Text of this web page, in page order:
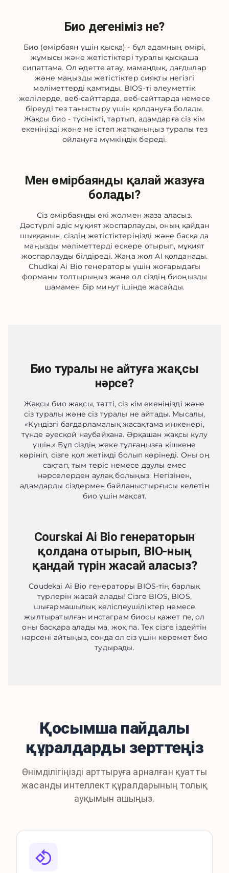
Био дегеніміз не?
Био (өмірбаян үшін қысқа) - бұл адамның өмірі,
жұмысы және жетістіктері туралы қысқаша
сипаттама. Ол әдетте атау, мамандық, дағдылар
және маңызды жетістіктер сияқты негізгі
мәліметтерді қамтиды. BIOS-ті әлеуметтік
желілерде, веб-сайттарда, веб-сайттарда немесе
біреуді тез таныстыру үшін қолдануға болады.
Жақсы био - түсінікті, тартып, адамдарға сіз кім
екеніңізді және не істеп жатқаныңыз туралы тез
ойлануға мүмкіндік береді.
Мен өмірбаянды қалай жазуға
болады?
Сіз өмірбаянды екі жолмен жаза аласыз.
Дәстүрлі әдіс мұқият жоспарлауды, оның қайдан
шыққанын, сіздің жетістіктеріңізді және басқа да
маңызды мәліметтерді ескере отырып, мұқият
жоспарлауды білдіреді. Жаңа жол AI қолданады.
Chudkai Ai Bio генераторы үшін жоғарыдағы
форманы толтырыңыз және ол сіздің биоңызды
шамамен бір минут ішінде жасайды.
Био туралы не айтуға жақсы
нәрсе?
Жақсы био жақсы, тәтті, сіз кім екеніңізді және
сіз туралы және сіз туралы не айтады. Мысалы,
«Күндізгі бағдарламалық жасақтама инженері,
түнде әуесқой наубайхана. Әрқашан жақсы күлу
үшін.» Бұл сіздің жеке тұлғаңызға кішкене
көрініп, сізге қол жетімді болып көрінеді. Оны оң
сақтап, тым теріс немесе даулы емес
нәрселерден аулақ болыңыз. Негізінен,
адамдарды сіздермен байланыстырғысы келетін
био үшін мақсат.
Courskai Ai Bio генераторын
қолдана отырып, BIO-ның
қандай түрін жасай аласыз?
Coudekai Ai Bio генераторы BIOS-тің барлық
түрлерін жасай алады! Сізге BIOS, BIOS,
шығармашылық келіспеушіліктер немесе
жылтыратылған инстаграм биосы қажет пе, ол
оны басқара алады ма, жоқ па. Тек сізге іздейтін
нәрсені айтыңыз, сонда ол сіз үшін керемет био
тудырады.
Қосымша пайдалы
құралдарды зерттеңіз
Өнімділігіңізді арттыруға арналған қуатты
жасанды интеллект құралдарының толық
ауқымын ашыңыз.